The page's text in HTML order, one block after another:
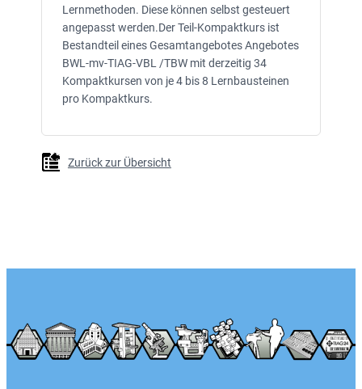
Lernmethoden. Diese können selbst gesteuert
angepasst werden.Der Teil-Kompaktkurs ist
Bestandteil eines Gesamtangebotes Angebotes
BWL-mv-TIAG-VBL /TBW mit derzeitig 34
Kompaktkursen von je 4 bis 8 Lernbausteinen
pro Kompaktkurs.
Zurück zur Übersicht